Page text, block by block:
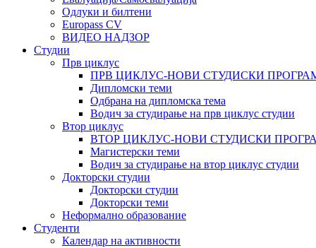
Одлуки и билтени
Europass CV
ВИДЕО НАДЗОР
Студии
Прв циклус
ПРВ ЦИКЛУС-НОВИ СТУДИСКИ
Дипломски теми
Одбрана на дипломска тема
Водич за студирање на прв циклус студии
Втор циклус
ВТОР ЦИКЛУС-НОВИ СТУДИСКИ
Магистерски теми
Водич за студирање на втор циклус студии
Докторски студии
Докторски студии
Докторски теми
Неформално образование
Студенти
Календар на активности